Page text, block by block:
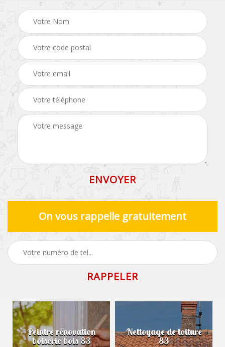
On vous rappelle gratuitement
Peintre rénovation
boiserie bois 83
Nettoyage de toiture
83